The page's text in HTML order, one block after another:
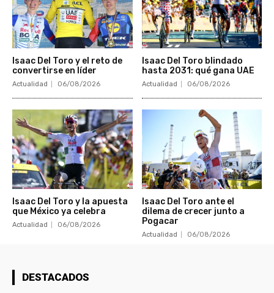
Isaac Del Toro y el reto de
convertirse en líder
Actualidad 06/08/2026
Isaac Del Toro blindado
hasta 2031: qué gana UAE
Actualidad 06/08/2026
Isaac Del Toro y la apuesta
que México ya celebra
Actualidad 06/08/2026
Isaac Del Toro ante el
dilema de crecer junto a
Pogacar
Actualidad 06/08/2026
DESTACADOS